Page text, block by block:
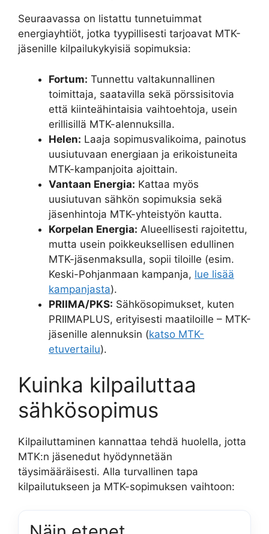
Seuraavassa on listattu tunnetuimmat
energiayhtiöt, jotka tyypillisesti tarjoavat MTK-
jäsenille kilpailukykyisiä sopimuksia:
Fortum: Tunnettu valtakunnallinen
toimittaja, saatavilla sekä pörssisitovia
että kiinteähintaisia vaihtoehtoja, usein
erillisillä MTK-alennuksilla.
Helen: Laaja sopimusvalikoima, painotus
uusiutuvaan energiaan ja erikoistuneita
MTK-kampanjoita ajoittain.
Vantaan Energia: Kattaa myös
uusiutuvan sähkön sopimuksia sekä
jäsenhintoja MTK-yhteistyön kautta.
Korpelan Energia: Alueellisesti rajoitettu,
mutta usein poikkeuksellisen edullinen
MTK-jäsenmaksulla, sopii tiloille (esim.
Keski-Pohjanmaan kampanja, lue lisää
kampanjasta).
PRIIMA/PKS: Sähkösopimukset, kuten
PRIIMAPLUS, erityisesti maatiloille – MTK-
jäsenille alennuksin (katso MTK-
etuvertailu).
Kuinka kilpailuttaa
sähkösopimus
Kilpailuttaminen kannattaa tehdä huolella, jotta
MTK:n jäsenedut hyödynnetään
täysimääräisesti. Alla turvallinen tapa
kilpailutukseen ja MTK-sopimuksen vaihtoon: